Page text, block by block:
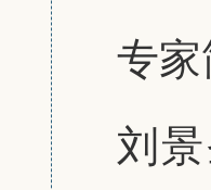
专
刘